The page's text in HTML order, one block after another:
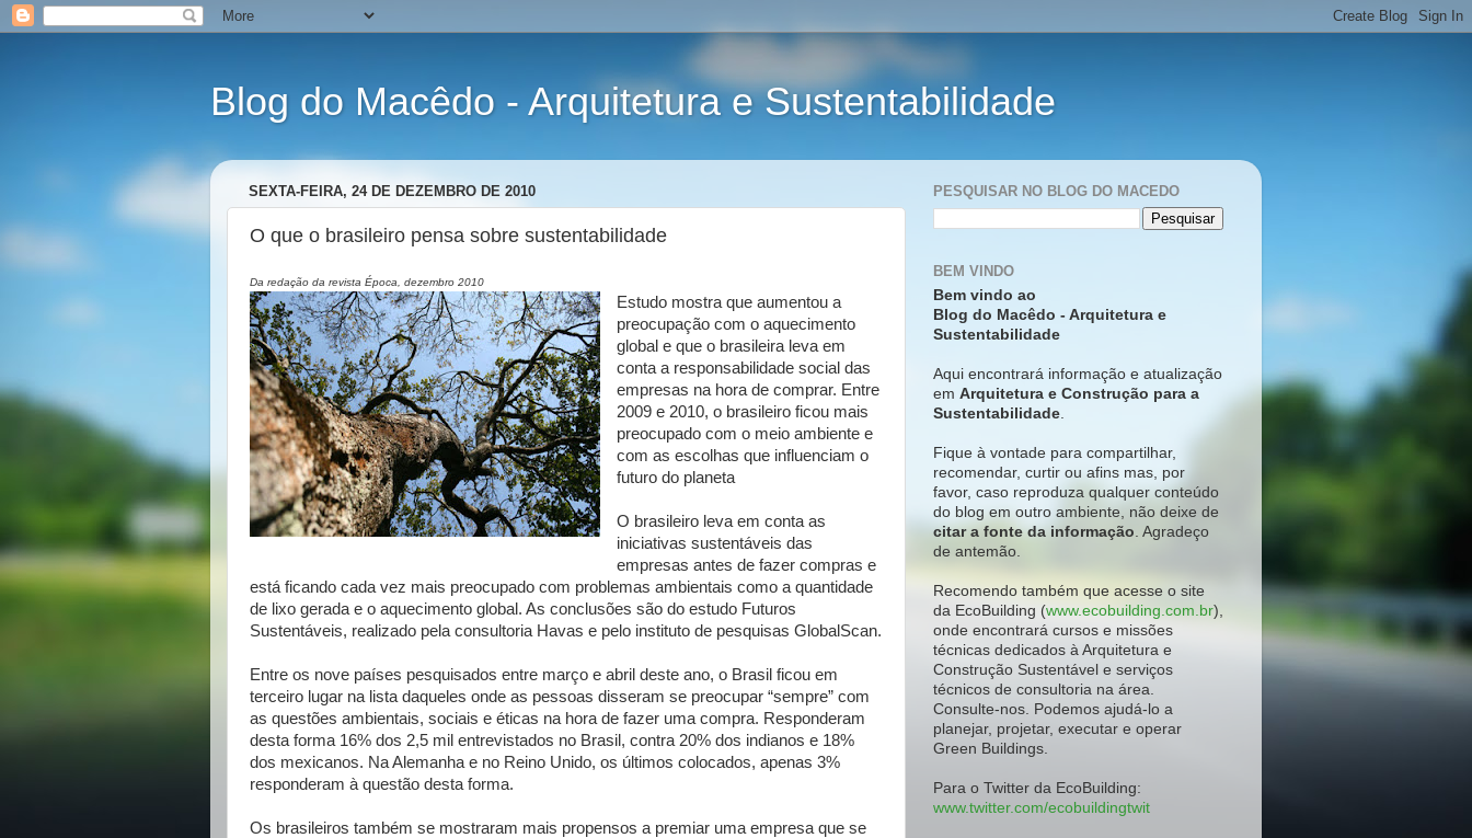
Blog do Macêdo - Arquitetura e Sustentabilidade
SEXTA-FEIRA, 24 DE DEZEMBRO DE 2010
O que o brasileiro pensa sobre sustentabilidade
Da redação da revista Época, dezembro 2010
Estudo mostra que aumentou a
preocupação com o aquecimento
global e que o brasileira leva em
conta a responsabilidade social das
empresas na hora de comprar. Entre
2009 e 2010, o brasileiro ficou mais
preocupado com o meio ambiente e
com as escolhas que influenciam o
futuro do planeta
O brasileiro leva em conta as
iniciativas sustentáveis das
empresas antes de fazer compras e
está ficando cada vez mais preocupado com problemas ambientais como a quantidade
de lixo gerada e o aquecimento global. As conclusões são do estudo Futuros
Sustentáveis, realizado pela consultoria Havas e pelo instituto de pesquisas GlobalScan.
Entre os nove países pesquisados entre março e abril deste ano, o Brasil ficou em
terceiro lugar na lista daqueles onde as pessoas disseram se preocupar “sempre” com
as questões ambientais, sociais e éticas na hora de fazer uma compra. Responderam
desta forma 16% dos 2,5 mil entrevistados no Brasil, contra 20% dos indianos e 18%
dos mexicanos. Na Alemanha e no Reino Unido, os últimos colocados, apenas 3%
responderam à questão desta forma.
Os brasileiros também se mostraram mais propensos a premiar uma empresa que se
PESQUISAR NO BLOG DO MACEDO
BEM VINDO
Bem vindo ao
Blog do Macêdo - Arquitetura e
Sustentabilidade
Aqui encontrará informação e atualização
em Arquitetura e Construção para a
Sustentabilidade.
Fique à vontade para compartilhar,
recomendar, curtir ou afins mas, por
favor, caso reproduza qualquer conteúdo
do blog em outro ambiente, não deixe de
citar a fonte da informação. Agradeço
de antemão.
Recomendo também que acesse o site
da EcoBuilding (www.ecobuilding.com.br),
onde encontrará cursos e missões
técnicas dedicados à Arquitetura e
Construção Sustentável e serviços
técnicos de consultoria na área.
Consulte-nos. Podemos ajudá-lo a
planejar, projetar, executar e operar
Green Buildings.
Para o Twitter da EcoBuilding:
www.twitter.com/ecobuildingtwit